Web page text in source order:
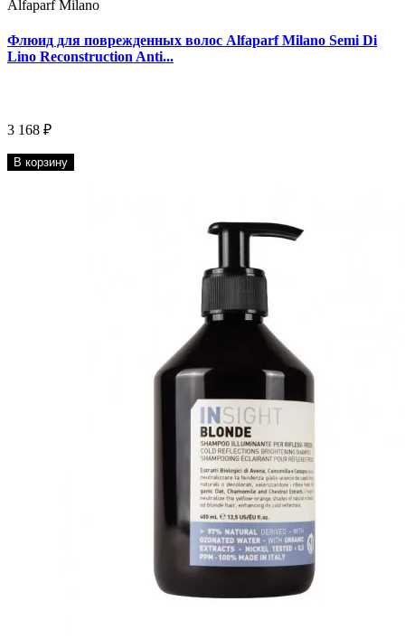
Alfaparf Milano
Флюид для поврежденных волос Alfaparf Milano Semi Di
Lino Reconstruction Anti...
3 168 ₽
В корзину